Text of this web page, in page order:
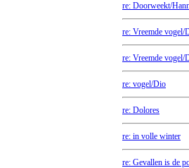
re: Doorweekt/
re: Vreemde vogel/
re: Vreemde vogel/
re: vogel/Dio
re: Dolores
re: in volle winter
re: Gevallen is de